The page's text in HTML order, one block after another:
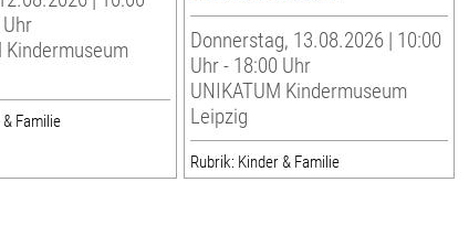
Kindermuseum
Familie
Donnerstag, 13.08.2026 | 10:00
Uhr - 18:00 Uhr
UNIKATUM Kindermuseum
Leipzig
Rubrik: Kinder & Familie